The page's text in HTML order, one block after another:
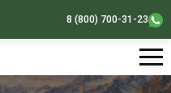
8 (800) 700-31-23